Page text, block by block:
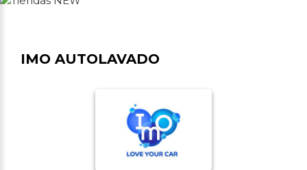
IMO AUTOLAVADO